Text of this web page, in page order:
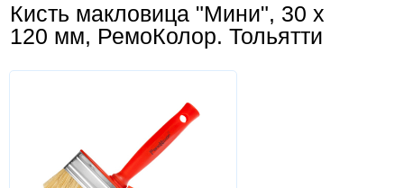
Кисть макловица "Мини", 30 х
120 мм, РемоКолор. Тольятти